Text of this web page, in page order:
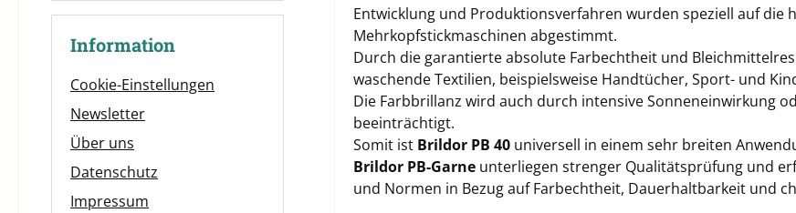
Information
Cookie-Einstellungen
Newsletter
Über uns
Datenschutz
Impressum
Entwicklung und Produktionsverfahren wurden speziell auf
Mehrkopfstickmaschinen abgestimmt.
Durch die garantierte absolute Farbechtheit und
waschende Textilien, beispielsweise Handtücher, Sport- und
Die Farbbrillanz wird auch durch intensive Sonneneinwirkung
beeinträchtigt.
Somit ist Brildor PB 40 universell in einem sehr breiten
Brildor PB-Garne unterliegen strenger Qualitätsprüfung und
und Normen in Bezug auf Farbechtheit, Dauerhaltbarkeit und